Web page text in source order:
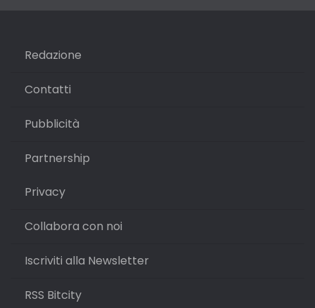
Redazione
Contatti
Pubblicità
Partnership
Privacy
Collabora con noi
Iscriviti alla Newsletter
RSS Bitcity